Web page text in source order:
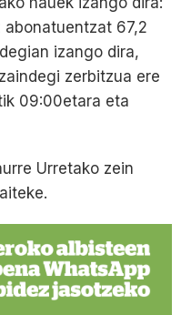
67,2
izango dira,
zerbitzua ere
09:00etara eta
Urretako zein